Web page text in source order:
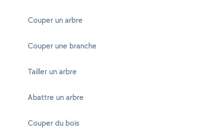
Couper un arbre
Couper une branche
Tailler un arbre
Abattre un arbre
Couper du bois